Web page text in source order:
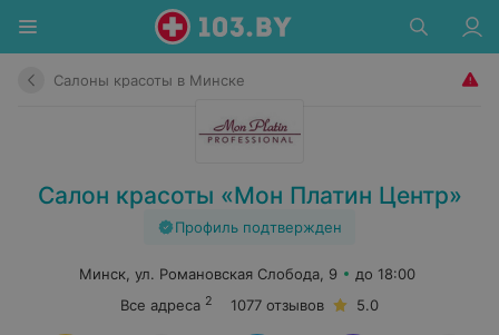
Салоны красоты в Минске
Салон красоты «Мон Платин Центр»
Профиль подтвержден
Минск, ул. Романовская Слобода, 9
до 18:00
Все адреса 2 1077 отзывов 5.0